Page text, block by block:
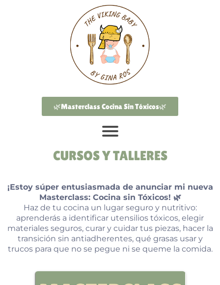
🌿Masterclass Cocina Sin Tóxicos🌿
CURSOS Y TALLERES
¡Estoy súper entusiasmada de anunciar mi nueva
Masterclass: Cocina sin Tóxicos! 🌿
Haz de tu cocina un lugar seguro y nutritivo:
aprenderás a identificar utensilios tóxicos, elegir
materiales seguros, curar y cuidar tus piezas, hacer la
transición sin antiadherentes, qué grasas usar y
trucos para que no se pegue ni se queme la comida.